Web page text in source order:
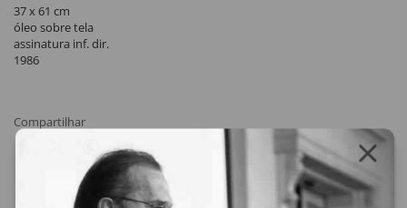
37 x 61 cm
óleo sobre tela
assinatura inf. dir.
1986
Compartilhar